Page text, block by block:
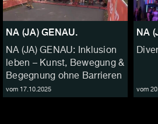
NA (JA) GENAU.
NA (JA) GENAU: Inklusion
leben – Kunst, Bewegung &
Begegnung ohne Barrieren
vom 17.10.2025
NA
vom